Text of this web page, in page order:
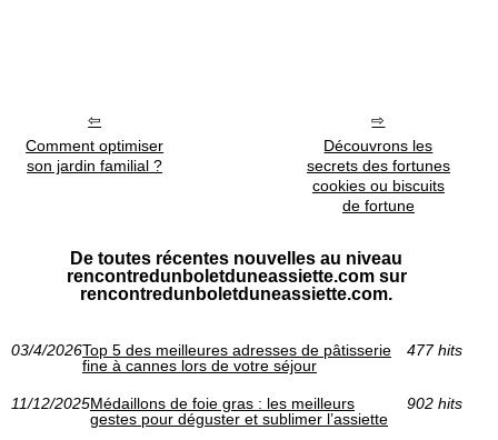
Comment optimiser
son jardin familial ?
Découvrons les
secrets des fortunes
cookies ou biscuits
de fortune
De toutes récentes nouvelles au niveau
rencontredunboletduneassiette.com sur
rencontredunboletduneassiette.com.
03/4/2026Top 5 des meilleures adresses de pâtisserie
fine à cannes lors de votre séjour
477 hits
11/12/2025Médaillons de foie gras : les meilleurs
gestes pour déguster et sublimer l’assiette
902 hits